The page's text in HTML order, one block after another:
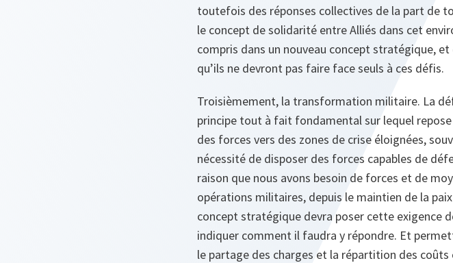
toutefois des réponses collectives de la part de
le concept de solidarité entre Alliés dans cet
compris dans un nouveau concept stratégique,
qu’ils ne devront pas faire face seuls à ces défis.
Troisièmement, la transformation militaire. La
principe tout à fait fondamental sur lequel repose
des forces vers des zones de crise éloignées,
nécessité de disposer des forces capables de
raison que nous avons besoin de forces et de
opérations militaires, depuis le maintien de la
concept stratégique devra poser cette exigence
indiquer comment il faudra y répondre. Et
le partage des charges et la répartition des